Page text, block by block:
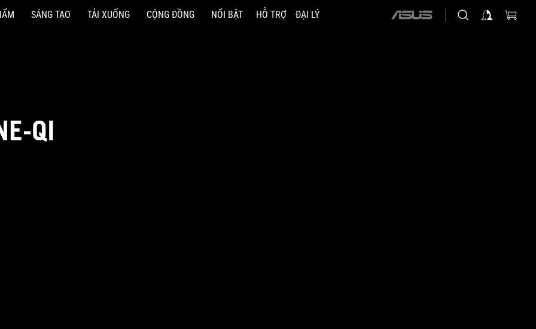
SÁNG TẠO TẢI XUỐNG CỘNG ĐỒNG NỔI BẬT HỖ TRỢ ĐẠI LÝ
ASUS
QI